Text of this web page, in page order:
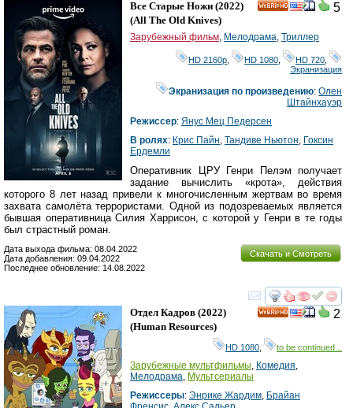
5
Все Старые Ножи (2022)
(All The Old Knives)
Зарубежный фильм, Мелодрама, Триллер
HD 2160р HD 1080 HD 720
Экранизация
Экранизация по произведению:Олен
Штайнхауэр
Режиссер: Янус Мец Педерсен
В ролях: Крис Пайн, Тандиве Ньютон, Гоксин
Ердемли
Оперативник ЦРУ Генри Пелэм получает
задание вычислить «крота», действия
которого 8 лет назад привели к многочисленным жертвам во время
захвата самолёта террористами. Одной из подозреваемых является
бывшая оперативница Силия Харрисон, с которой у Генри в те годы
был страстный роман.
Скачать и Смотреть
Дата выхода фильма: 08.04.2022
Дата добавления: 09.04.2022
Последнее обновление: 14.08.2022
смотреть
2
Отдел Кадров (2022)
(Human Resources)
HD 1080 to be continued...
Зарубежные мультфильмы, Комедия,
Мелодрама, Мультсериалы
Режиссеры: Энрике Жардим, Брайан